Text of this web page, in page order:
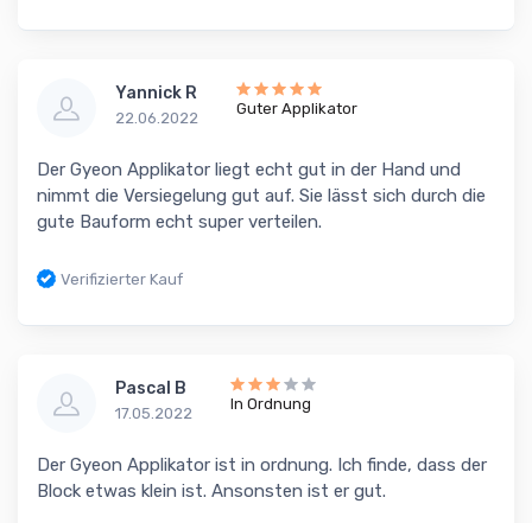
Yannick R
22.06.2022
Guter Applikator
Der Gyeon Applikator liegt echt gut in der Hand und
nimmt die Versiegelung gut auf. Sie lässt sich durch die
gute Bauform echt super verteilen.
Verifizierter Kauf
Pascal B
17.05.2022
In Ordnung
Der Gyeon Applikator ist in ordnung. Ich finde, dass der
Block etwas klein ist. Ansonsten ist er gut.